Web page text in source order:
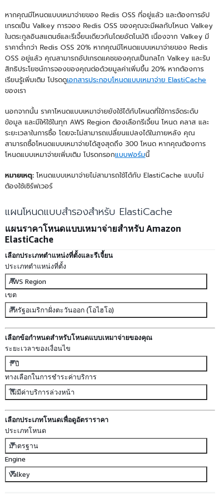
หากคุณมีโหนดแบบเหมาจ่ายของ Redis OSS ที่อยู่แล้ว และต้องการอัป
เกรดเป็น Valkey การจอง Redis OSS ของคุณจะมีผลกับโหนด Valkey
ในตระกูลอินสแตนซ์และรีเจี้ยนเดียวกันโดยอัตโนมัติ เนื่องจาก Valkey มี
ราคาต่ำกว่า Redis OSS 20% หากคุณมีโหนดแบบเหมาจ่ายของ Redis
OSS อยู่แล้ว คุณสามารถอัปเกรดแคชของคุณเป็นกลไก Valkey และรับ
สิทธิประโยชน์การจองของคุณต่อด้วยมูลค่าเพิ่มขึ้น 20% หากต้องการ
เรียนรู้เพิ่มเติม โปรดดูเอกสารประกอบโหนดแบบเหมาจ่าย ElastiCache
ของเรา
นอกจากนั้น ราคาโหนดแบบเหมาจ่ายยังใช้ได้กับโหนดที่ใช้การจัดระดับ
ข้อมูล และมีให้ใช้ในทุก AWS Region ต้องเลือกรีเจี้ยน โหนด คลาส และ
ระยะเวลาในการซื้อ โดยจะไม่สามารถเปลี่ยนแปลงได้ในภายหลัง คุณ
สามารถซื้อโหนดแบบเหมาจ่ายได้สูงสุดถึง 300 โหนด หากคุณต้องการ
โหนดแบบเหมาจ่ายเพิ่มเติม โปรดกรอกแบบฟอร์มนี้
หมายเหตุ: โหนดแบบเหมาจ่ายไม่สามารถใช้ได้กับ ElastiCache แบบไม่
ต้องใช้เซิร์ฟเวอร์
แผนโหนดแบบสำรองสำหรับ ElastiCache